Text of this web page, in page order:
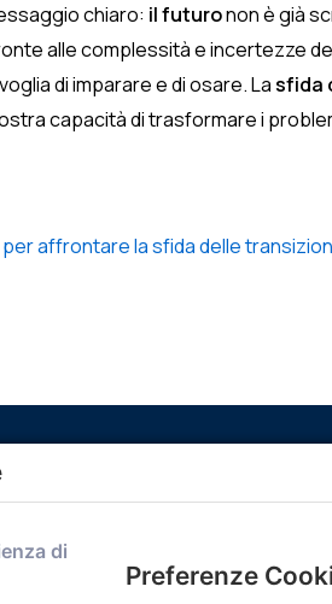
chiaro: il futuronon è già
alle complessità e incertezze
di imparare e di osare. Lasfida
capacità di trasformare i
per affrontare la sfida delle
Menù
Home
Servizi
di
Preferenze